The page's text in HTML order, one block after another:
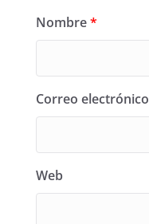
Nombre*
Correo electrónico
Web